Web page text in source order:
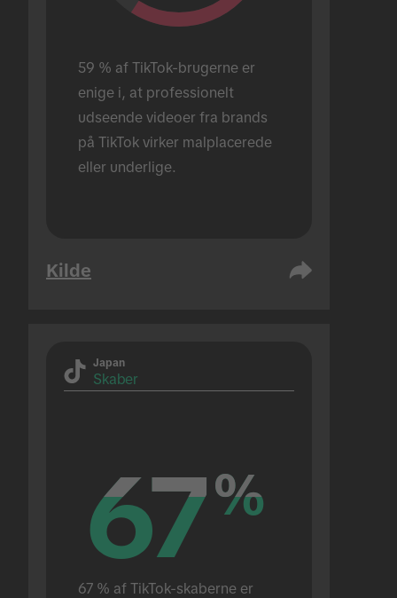
59 % af TikTok-brugerne er
enige i, at professionelt
udseende videoer fra brands
på TikTok virker malplacerede
eller underlige.
Kilde
Japan
Skaber
67%
67%
67 % af TikTok-skaberne er